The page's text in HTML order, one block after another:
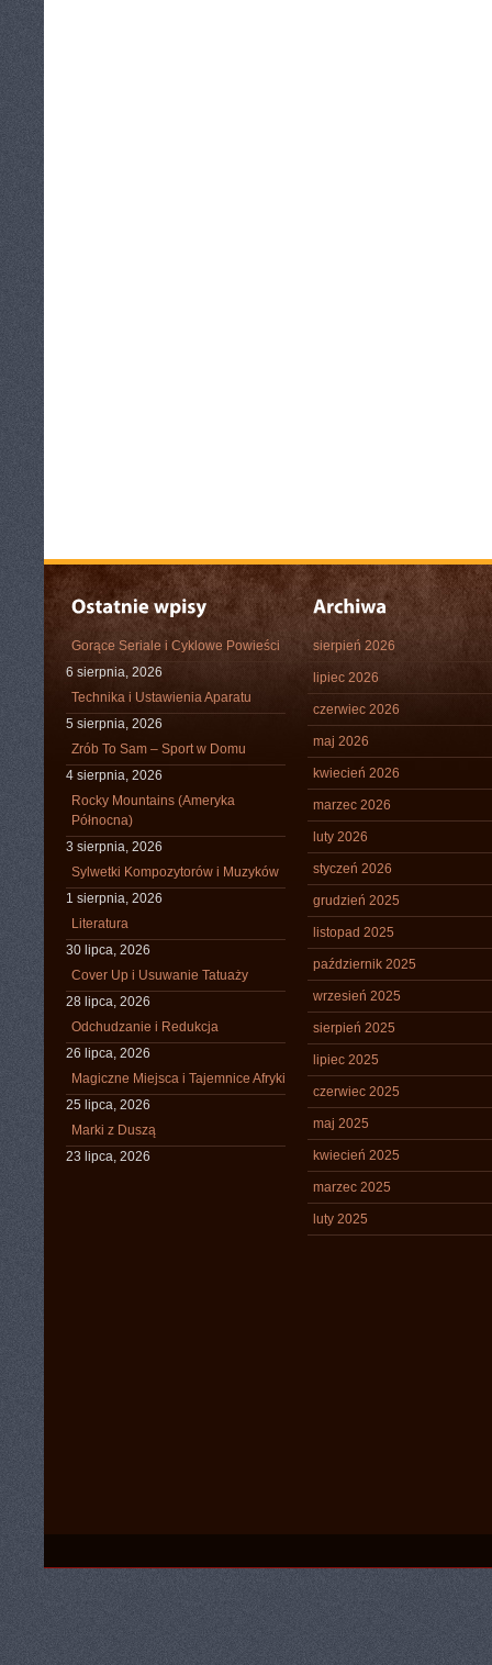
Gorące Seriale i Cyklowe Powieści
6 sierpnia, 2026
Technika i Ustawienia Aparatu
5 sierpnia, 2026
Zrób To Sam – Sport w Domu
4 sierpnia, 2026
Rocky Mountains (Ameryka
Północna)
3 sierpnia, 2026
Sylwetki Kompozytorów i Muzyków
1 sierpnia, 2026
Literatura
30 lipca, 2026
Cover Up i Usuwanie Tatuaży
28 lipca, 2026
Odchudzanie i Redukcja
26 lipca, 2026
Magiczne Miejsca i Tajemnice Afryki
25 lipca, 2026
Marki z Duszą
23 lipca, 2026
sierpień 2026
lipiec 2026
czerwiec 2026
maj 2026
kwiecień 2026
marzec 2026
luty 2026
styczeń 2026
grudzień 2025
listopad 2025
październik 2025
wrzesień 2025
sierpień 2025
lipiec 2025
czerwiec 2025
maj 2025
kwiecień 2025
marzec 2025
luty 2025